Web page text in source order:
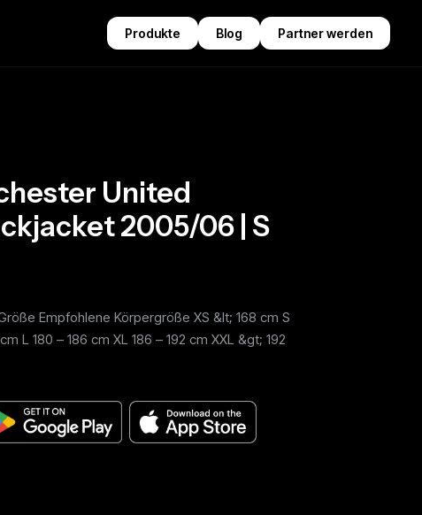
Produkte Blog Partner werden
United
2005/06 | S
Empfohlene Körpergröße XS &lt; 168 cm S
L 180 – 186 cm XL 186 – 192 cm XXL &gt; 192